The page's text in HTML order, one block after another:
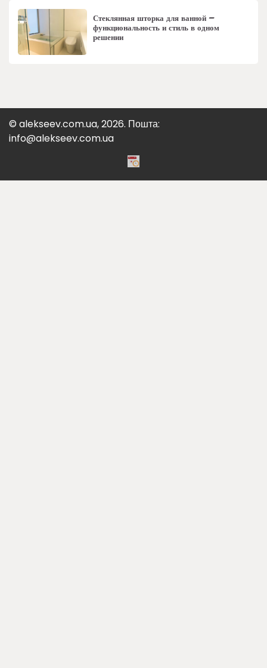
Стеклянная шторка для ванной –
функциональность и стиль в одном
решении
© alekseev.com.ua, 2026. Пошта:
info@alekseev.com.ua